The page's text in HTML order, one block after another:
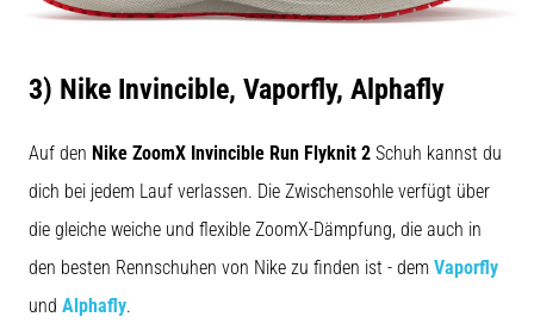
3) Nike Invincible, Vaporfly, Alphafly
Auf den Nike ZoomX Invincible Run Flyknit 2 Schuh kannst du
dich bei jedem Lauf verlassen. Die Zwischensohle verfügt über
die gleiche weiche und flexible ZoomX-Dämpfung, die auch in
den besten Rennschuhen von Nike zu finden ist - dem Vaporfly
und Alphafly.